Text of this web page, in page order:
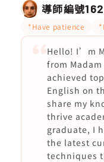
導師編號
*Have patience
Hello! I’m
from
achieved
English on
share my
thrive
graduate, I
the latest
techniques